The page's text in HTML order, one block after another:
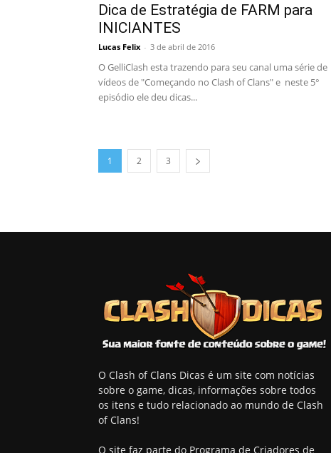
Dica de Estratégia de FARM para
INICIANTES
Lucas Felix - 3 de abril de 2016
O GelliClash esta trazendo para seu canal uma série de
vídeos de "Começando no Clash of Clans" e neste 5°
episódio ele deu dicas...
1 2 3
O Clash of Clans Dicas é um site com notícias
sobre o game, dicas, informações sobre todos
os itens e tudo relacionado ao mundo de Clash
of Clans!
O site faz parte do Programa de Criadores de